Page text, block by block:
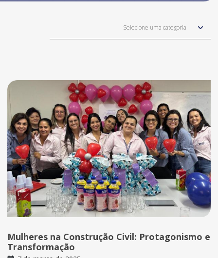
Selecione uma categoria
Mulheres na Construção Civil: Protagonismo e
Transformação